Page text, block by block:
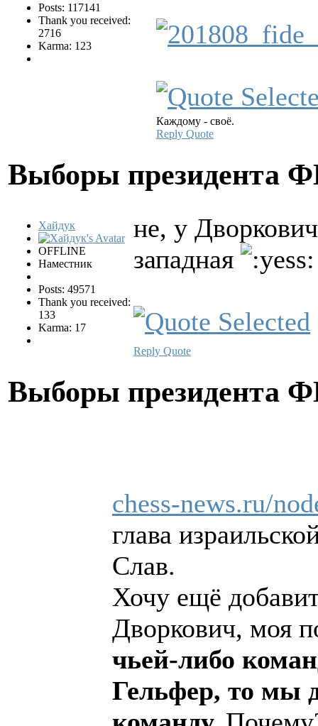
Posts: 117141
Thank you received:
2716
Karma: 123
Каждому - своё.
Reply Quote
Выборы президента
Хайдук
OFFLINE
Наместник
Posts: 49571
Thank you received:
133
Karma: 17
не, у
западная
Reply Quote
Выборы президента
chess-news.ru/
глава
Слав.
Хочу ещё
Дворкович, моя
чьей-либо
Гельфер, то мы